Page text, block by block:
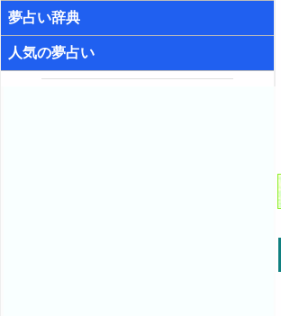
夢占い辞典
人気の夢占い